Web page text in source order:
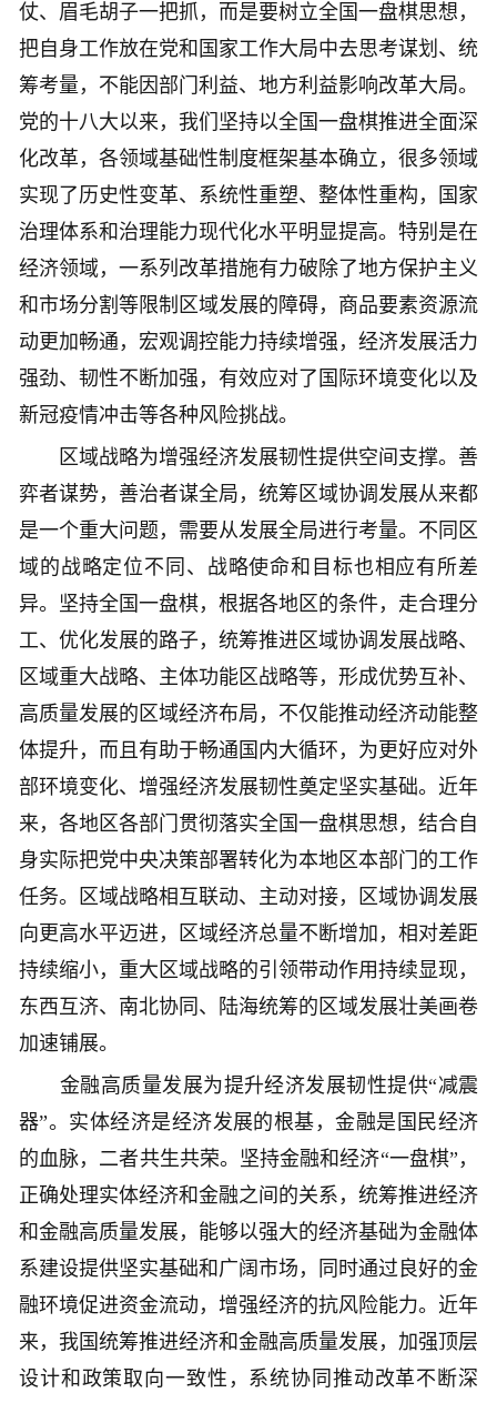
仗、眉毛胡子一把抓，而是要树立全国一盘棋思想，
把自身工作放在党和国家工作大局中去思考谋划、统
筹考量，不能因部门利益、地方利益影响改革大局。
党的十八大以来，我们坚持以全国一盘棋推进全面深
化改革，各领域基础性制度框架基本确立，很多领域
实现了历史性变革、系统性重塑、整体性重构，国家
治理体系和治理能力现代化水平明显提高。特别是在
经济领域，一系列改革措施有力破除了地方保护主义
和市场分割等限制区域发展的障碍，商品要素资源流
动更加畅通，宏观调控能力持续增强，经济发展活力
强劲、韧性不断加强，有效应对了国际环境变化以及
新冠疫情冲击等各种风险挑战。
区域战略为增强经济发展韧性提供空间支撑。善
弈者谋势，善治者谋全局，统筹区域协调发展从来都
是一个重大问题，需要从发展全局进行考量。不同区
域的战略定位不同、战略使命和目标也相应有所差
异。坚持全国一盘棋，根据各地区的条件，走合理分
工、优化发展的路子，统筹推进区域协调发展战略、
区域重大战略、主体功能区战略等，形成优势互补、
高质量发展的区域经济布局，不仅能推动经济动能整
体提升，而且有助于畅通国内大循环，为更好应对外
部环境变化、增强经济发展韧性奠定坚实基础。近年
来，各地区各部门贯彻落实全国一盘棋思想，结合自
身实际把党中央决策部署转化为本地区本部门的工作
任务。区域战略相互联动、主动对接，区域协调发展
向更高水平迈进，区域经济总量不断增加，相对差距
持续缩小，重大区域战略的引领带动作用持续显现，
东西互济、南北协同、陆海统筹的区域发展壮美画卷
加速铺展。
金融高质量发展为提升经济发展韧性提供“减震
器”。实体经济是经济发展的根基，金融是国民经济
的血脉，二者共生共荣。坚持金融和经济“一盘棋”，
正确处理实体经济和金融之间的关系，统筹推进经济
和金融高质量发展，能够以强大的经济基础为金融体
系建设提供坚实基础和广阔市场，同时通过良好的金
融环境促进资金流动，增强经济的抗风险能力。近年
来，我国统筹推进经济和金融高质量发展，加强顶层
设计和政策取向一致性，系统协同推动改革不断深